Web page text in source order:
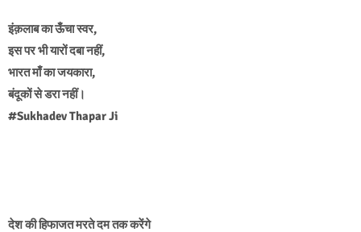
इंक़लाब का ऊँचा स्वर,
इस पर भी यारों दबा नहीं,
भारत माँ का जयकारा,
बंदूकों से डरा नहीं।
#Sukhadev Thapar Ji
देश की हिफाजत मरते दम तक करेंगे